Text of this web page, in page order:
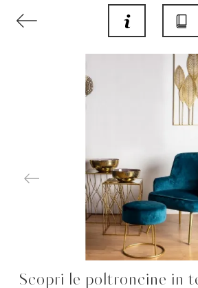
Scopri le poltroncine in